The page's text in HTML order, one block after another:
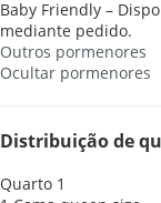
Baby Friendly –
mediante pedido.
Outros pormenores
Ocultar pormenores
Distribuição de
Quarto 1